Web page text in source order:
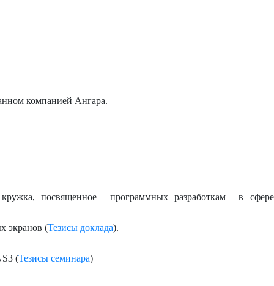
компанией Ангара.
кружка, посвященное программных разработкам в сфере
экранов (Тезисы доклада).
(Тезисы семинара)